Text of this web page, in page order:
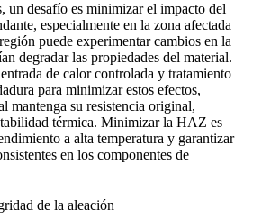
un desafío es minimizar el impacto del
especialmente en la zona afectada
puede experimentar cambios en la
degradar las propiedades del material.
de calor controlada y tratamiento
para minimizar estos efectos,
mantenga su resistencia original,
térmica. Minimizar la HAZ es
a alta temperatura y garantizar
en los componentes de
de la aleación